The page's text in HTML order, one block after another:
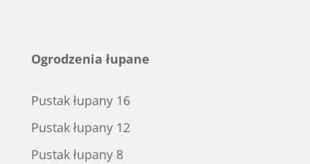
Ogrodzenia łupane
Pustak łupany 16
Pustak łupany 12
Pustak łupany 8